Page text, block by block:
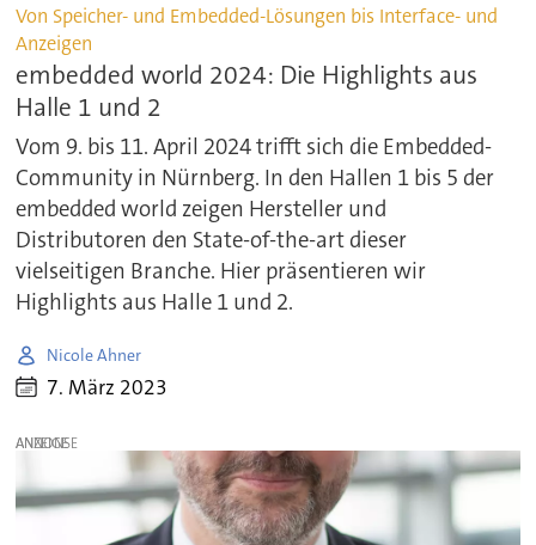
Von Speicher- und Embedded-Lösungen bis Interface- und
Anzeigen
embedded world 2024: Die Highlights aus
Halle 1 und 2
Vom 9. bis 11. April 2024 trifft sich die Embedded-
Community in Nürnberg. In den Hallen 1 bis 5 der
embedded world zeigen Hersteller und
Distributoren den State-of-the-art dieser
vielseitigen Branche. Hier präsentieren wir
Highlights aus Halle 1 und 2.
Nicole Ahner
7. März 2023
ANZEIGE